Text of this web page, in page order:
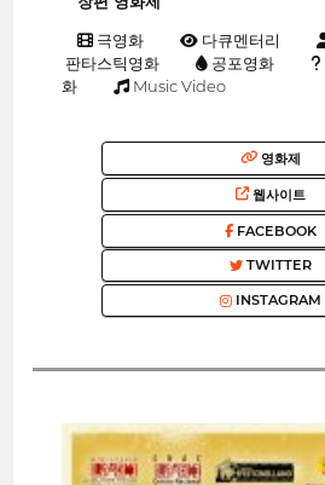
극영화 다큐멘터리
판타스틱영화
공포영화
화
Music Video
영화제
웹사이트
FACEBOOK
TWITTER
INSTAGRAM